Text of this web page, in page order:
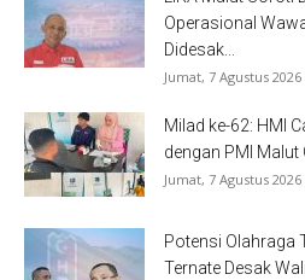
Operasional
Didesak...
Jumat, 7 Agustus 2026
Milad ke-62: HMI
dengan PMI Malut
Jumat, 7 Agustus 2026
Potensi Olahraga
Ternate Desak